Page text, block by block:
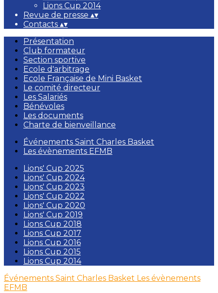
Lions Cup 2014
Revue de presse ▴▾
Contacts ▴▾
Présentation
Club formateur
Section sportive
Ecole d'arbitrage
Ecole Française de Mini Basket
Le comité directeur
Les Salariés
Bénévoles
Les documents
Charte de bienveillance
Événements Saint Charles Basket
Les évènements EFMB
Lions' Cup 2025
Lions' Cup 2024
Lions' Cup 2023
Lions' Cup 2022
Lions' Cup 2020
Lions' Cup 2019
Lions Cup 2018
Lions Cup 2017
Lions Cup 2016
Lions Cup 2015
Lions Cup 2014
Événements Saint Charles Basket Les évènements
EFMB